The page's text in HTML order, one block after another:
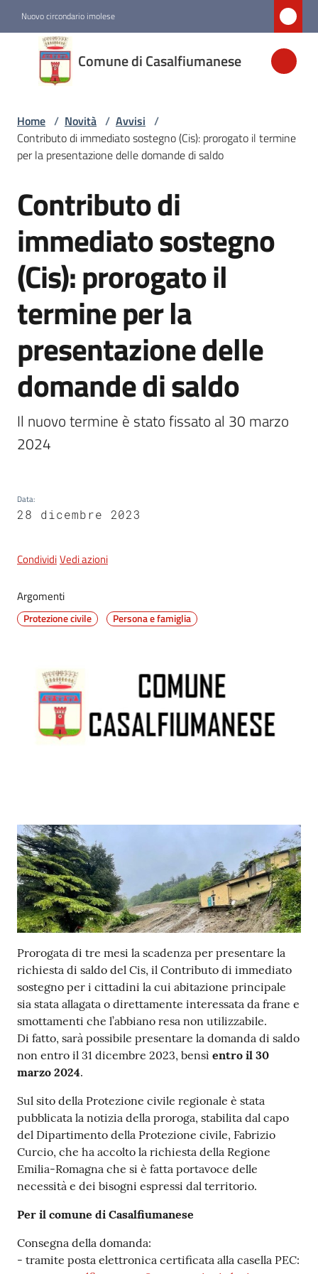
Nuovo circondario imolese
Comune di Casalfiumanese
Comune di
Casalfiumanese
Amministrazione
Vivere
Casalfiumanese
5x1000
on-
line
gli
argomenti
Home / Novità / Avvisi /
Contributo di immediato sostegno (Cis): prorogato il termine
per la presentazione delle domande di saldo
Salta al contenuto
Contributo di
immediato sostegno
(Cis): prorogato il
termine per la
presentazione delle
domande di saldo
Il nuovo termine è stato fissato al 30 marzo
2024
Data:
28 dicembre 2023
CondividiVedi azioni
Argomenti
Protezione civile Persona e famiglia
Contenuto
Prorogata di tre mesi la scadenza per presentare la
richiesta di saldo del Cis, il Contributo di immediato
sostegno per i cittadini la cui abitazione principale
sia stata allagata o direttamente interessata da frane e
smottamenti che l’abbiano resa non utilizzabile.
Di fatto, sarà possibile presentare la domanda di saldo
non entro il 31 dicembre 2023, bensì entro il 30
marzo 2024.
Sul sito della Protezione civile regionale è stata
pubblicata la notizia della proroga, stabilita dal capo
del Dipartimento della Protezione civile, Fabrizio
Curcio, che ha accolto la richiesta della Regione
Emilia-Romagna che si è fatta portavoce delle
necessità e dei bisogni espressi dal territorio.
Per il comune di Casalfiumanese
Consegna della domanda:
- tramite posta elettronica certificata alla casella PEC: